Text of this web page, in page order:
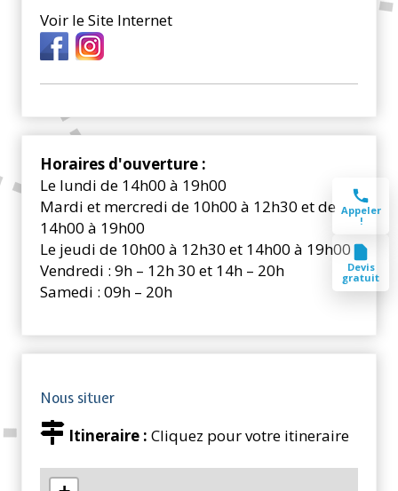
Voir le Site Internet
Horaires d'ouverture :
Le lundi de 14h00 à 19h00
Mardi et mercredi de 10h00 à 12h30 et de
14h00 à 19h00
Le jeudi de 10h00 à 12h30 et 14h00 à 19h00
Vendredi : 9h – 12h 30 et 14h – 20h
Samedi : 09h – 20h
Nous situer
Itineraire : Cliquez pour votre itineraire
Appeler
!
Devis
gratuit